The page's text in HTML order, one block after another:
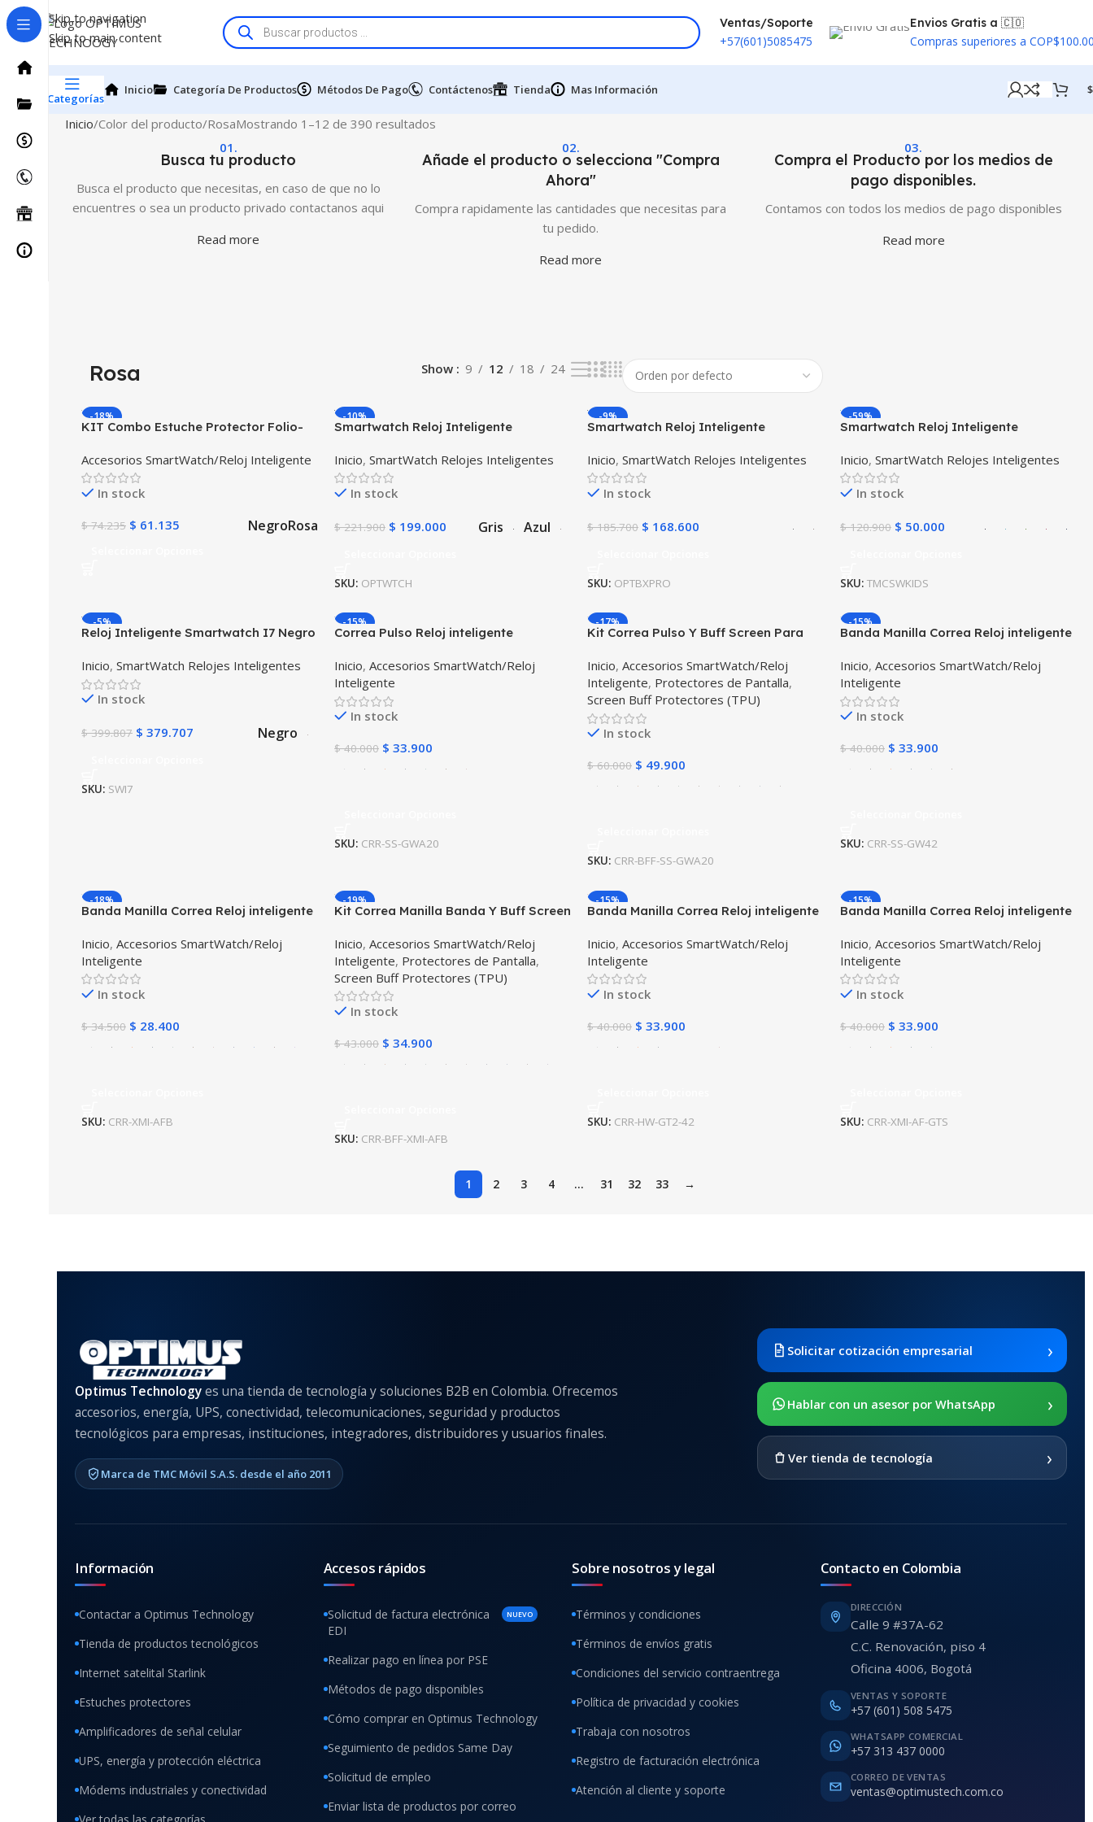
Skip to navigation
Skip to main content
Ventas/Soporte
+57(601)5085475
Envios Gratis a 🇨🇴
Compras superiores a
Categorías
Inicio Categoría De Productos Métodos De Pago Contáctenos Tienda Mas Información $
Inicio Color del producto RosaMostrando 1–12 de 390 resultados
01.
Busca tu producto
Busca el producto que necesitas, en caso de que no lo
encuentres o sea un producto privado contactanos aqui
Read more
02.
Añade el producto o selecciona "Compra
Ahora"
Compra rapidamente las cantidades que necesitas para
tu pedido.
Read more
03.
Compra el Producto por los medios de
pago disponibles.
Contamos con todos los medios de pago disponibles
Read more
Rosa Show 9 12 18 24
-18%
KIT Combo Estuche Protector Folio-
Huawei T3-10 9.6″
Accesorios SmartWatch/Reloj Inteligente
In stock
$74.235 $ 61.135 NegroRosa
-10%
Smartwatch Reloj Inteligente
Temperatura Presión Arterial y Ritmo
Cardíaco
Inicio, SmartWatch Relojes Inteligentes
In stock
$221.900 $ 199.000 Gris Azul
SKU: OPTWTCH
-9%
Smartwatch Reloj Inteligente
p70) Compatible Android IOS
Inicio, SmartWatch Relojes Inteligentes
In stock
$185.700 $ 168.600
SKU: OPTBXPRO
-59%
Smartwatch Reloj Inteligente
Inicio, SmartWatch Relojes Inteligentes
In stock
$120.900 $ 50.000
SKU: TMCSWKIDS
-5%
Reloj Inteligente Smartwatch I7 Negro
GPS
Inicio, SmartWatch Relojes Inteligentes
In stock
$399.807 $ 379.707 Negro
SKU: SWI7
-15%
Correa Pulso Reloj inteligente
Inicio, Accesorios SmartWatch/Reloj
Inteligente
In stock
$40.000 $ 33.900
SKU: CRR-SS-GWA20
-17%
Kit Correa Pulso Y Buff Screen Para
Inicio, Accesorios SmartWatch/Reloj
Inteligente, Protectores de Pantalla,
Screen Buff Protectores (TPU)
In stock
$60.000 $ 49.900
SKU: CRR-BFF-SS-GWA20
-15%
Banda Manilla Correa Reloj inteligente
Inicio, Accesorios SmartWatch/Reloj
Inteligente
In stock
$40.000 $ 33.900
SKU: CRR-SS-GW42
-18%
Banda Manilla Correa Reloj inteligente
Inicio, Accesorios SmartWatch/Reloj
Inteligente
In stock
$34.500 $ 28.400
SKU: CRR-XMI-AFB
-19%
Kit Correa Manilla Banda Y Buff Screen
Inicio, Accesorios SmartWatch/Reloj
Inteligente, Protectores de Pantalla,
Screen Buff Protectores (TPU)
In stock
$43.000 $ 34.900
SKU: CRR-BFF-XMI-AFB
-15%
Banda Manilla Correa Reloj inteligente
Inicio, Accesorios SmartWatch/Reloj
Inteligente
In stock
$40.000 $ 33.900
SKU: CRR-HW-GT2-42
-15%
Banda Manilla Correa Reloj inteligente
Inicio, Accesorios SmartWatch/Reloj
Inteligente
In stock
$40.000 $ 33.900
SKU: CRR-XMI-AF-GTS
1 2 3 4 … 31 32 33 →
Optimus Technologyes una tienda de tecnología y soluciones B2B en Colombia. Ofrecemos
accesorios, energía, UPS, conectividad, telecomunicaciones, seguridad y productos
tecnológicos para empresas, instituciones, integradores, distribuidores y usuarios finales.
Marca de TMC Móvil S.A.S. desde el año 2011
Solicitar cotización empresarial ›
Hablar con un asesor por WhatsApp ›
Ver tienda de tecnología ›
Información
Contactar a Optimus Technology
Tienda de productos tecnológicos
Internet satelital Starlink
Estuches protectores
Amplificadores de señal celular
UPS, energía y protección eléctrica
Módems industriales y conectividad
Accesos rápidos
Solicitud de factura electrónica
EDI
NUEVO
Realizar pago en línea por PSE
Métodos de pago disponibles
Cómo comprar en Optimus Technology
Seguimiento de pedidos Same Day
Solicitud de empleo
Enviar lista de productos por correo
Sobre nosotros y legal
Términos y condiciones
Términos de envíos gratis
Condiciones del servicio contraentrega
Política de privacidad y cookies
Trabaja con nosotros
Registro de facturación electrónica
Atención al cliente y soporte
Contacto en Colombia
DIRECCIÓN
Calle 9 #37A-62
C.C. Renovación, piso 4
Oficina 4006, Bogotá
VENTAS Y SOPORTE
+57 (601) 508 5475
WHATSAPP COMERCIAL
+57 313 437 0000
CORREO DE VENTAS
ventas@optimustech.com.co